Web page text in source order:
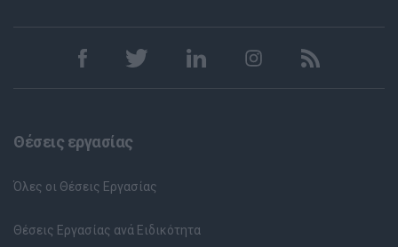
Θέσεις εργασίας
Όλες οι Θέσεις Εργασίας
Θέσεις Εργασίας ανά Ειδικότητα